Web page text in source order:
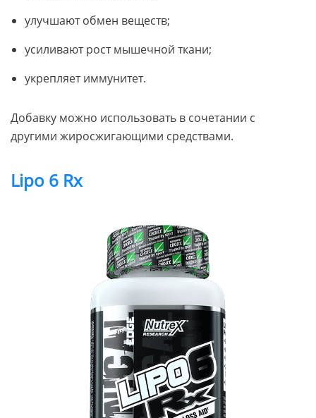
улучшают обмен веществ;
усиливают рост мышечной ткани;
укрепляет иммунитет.
Добавку можно использовать в сочетании с
другими жиросжигающими средствами.
Lipo 6 Rx